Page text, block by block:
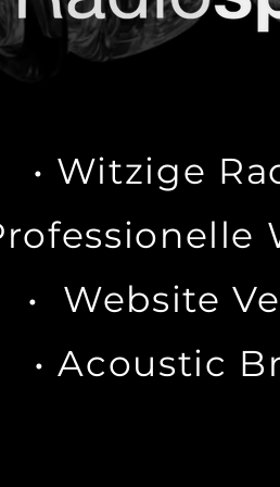
• Witzige
• Website
• Acoustic